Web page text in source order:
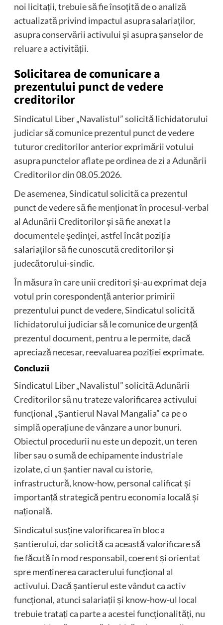
noi licitații, trebuie să fie însoțită de o analiză
actualizată privind impactul asupra salariaților,
asupra conservării activului și asupra șanselor de
reluare a activității.
Solicitarea de comunicare a
prezentului punct de vedere
creditorilor
Sindicatul Liber „Navalistul” solicită lichidatorului
judiciar să comunice prezentul punct de vedere
tuturor creditorilor anterior exprimării votului
asupra punctelor aflate pe ordinea de zi a Adunării
Creditorilor din 08.05.2026.
De asemenea, Sindicatul solicită ca prezentul
punct de vedere să fie menționat în procesul-verbal
al Adunării Creditorilor și să fie anexat la
documentele ședinței, astfel încât poziția
salariaților să fie cunoscută creditorilor și
judecătorului-sindic.
În măsura în care unii creditori și-au exprimat deja
votul prin corespondență anterior primirii
prezentului punct de vedere, Sindicatul solicită
lichidatorului judiciar să le comunice de urgență
prezentul document, pentru a le permite, dacă
apreciază necesar, reevaluarea poziției exprimate.
Concluzii
Sindicatul Liber „Navalistul” solicită Adunării
Creditorilor să nu trateze valorificarea activului
funcțional „Șantierul Naval Mangalia” ca pe o
simplă operațiune de vânzare a unor bunuri.
Obiectul procedurii nu este un depozit, un teren
liber sau o sumă de echipamente industriale
izolate, ci un șantier naval cu istorie,
infrastructură, know-how, personal calificat și
importanță strategică pentru economia locală și
națională.
Sindicatul susține valorificarea în bloc a
șantierului, dar solicită ca această valorificare să
fie făcută în mod responsabil, coerent și orientat
spre menținerea caracterului funcțional al
activului. Dacă șantierul este vândut ca activ
funcțional, atunci salariații și know-how-ul local
trebuie tratați ca parte a acestei funcționalități, nu